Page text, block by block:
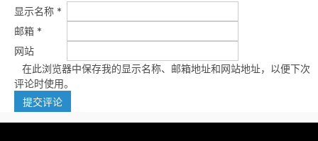
显示名称 *
邮箱 *
网站
在此浏览器中保存我的显示名称、邮箱地址和网站地址，以便下次
评论时使用。